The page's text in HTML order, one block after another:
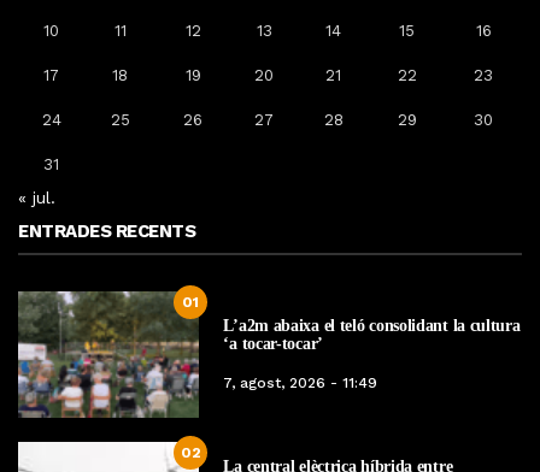
10 11 12 13 14 15 16
17 18 19 20 21 22 23
24 25 26 27 28 29 30
31
« jul.
ENTRADES RECENTS
01
L’a2m abaixa el teló consolidant la cultura
‘a tocar-tocar’
7, agost, 2026 - 11:49
02
La central elèctrica híbrida entre